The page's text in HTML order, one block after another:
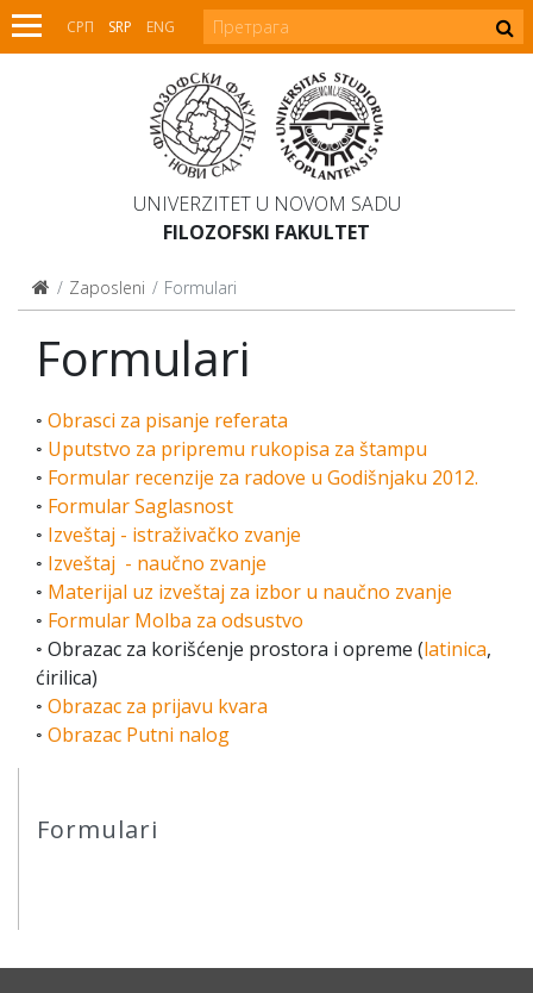
СРП SRP ENG
UNIVERZITET U NOVOM SADU
FILOZOFSKI FAKULTET
Zaposleni Formulari
Formulari
Formulari
◦ Obrasci za pisanje referata
◦ Uputstvo za pripremu rukopisa za štampu
◦ Formular recenzije za radove u Godišnjaku 2012.
◦ Formular Saglasnost
◦ Izveštaj - istraživačko zvanje
◦ Izveštaj - naučno zvanje
◦ Materijal uz izveštaj za izbor u naučno zvanje
◦ Formular Molba za odsustvo
◦ Obrazac za korišćenje prostora i opreme (latinica,
ćirilica)
◦ Obrazac za prijavu kvara
◦ Obrazac Putni nalog